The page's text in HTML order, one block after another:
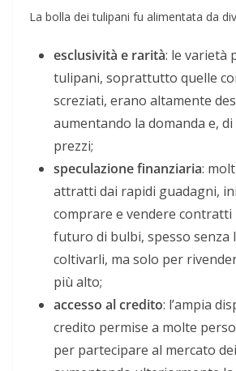
La bolla dei tulipani fu alimentata da
esclusività e rarità: le varietà
tulipani, soprattutto quelle
screziati, erano altamente
aumentando la domanda e,
prezzi;
speculazione finanziaria:
attratti dai rapidi guadagni,
comprare e vendere contratti
futuro di bulbi, spesso senza
coltivarli, ma solo per
più alto;
accesso al credito: l’ampia
credito permise a molte
per partecipare al mercato